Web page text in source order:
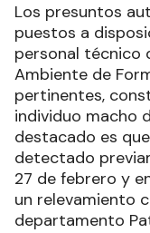
Los presuntos
puestos a
personal técnico
Ambiente de
pertinentes,
individuo macho
destacado es
detectado
27 de febrero y
un relevamiento
departamento